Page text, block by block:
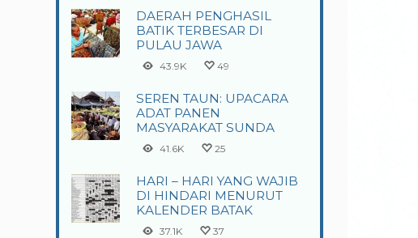
DAERAH PENGHASIL
BATIK TERBESAR DI
PULAU JAWA
43.9K 49
SEREN TAUN: UPACARA
ADAT PANEN
MASYARAKAT SUNDA
41.6K 25
HARI – HARI YANG WAJIB
DI HINDARI MENURUT
KALENDER BATAK
37.1K 37